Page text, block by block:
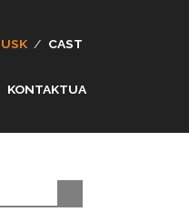
/ CAST
KONTAKTUA